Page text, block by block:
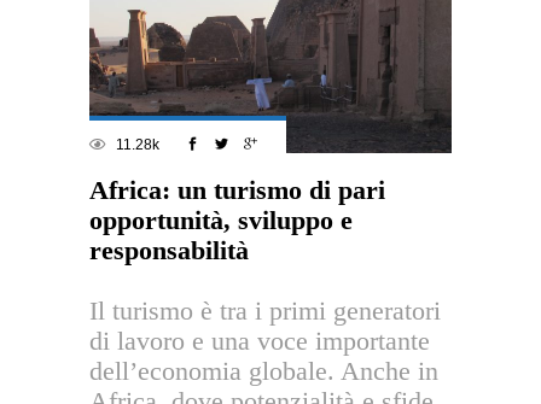
11.28k
Africa: un turismo di pari
opportunità, sviluppo e
responsabilità
Il turismo è tra i primi generatori
di lavoro e una voce importante
dell’economia globale. Anche in